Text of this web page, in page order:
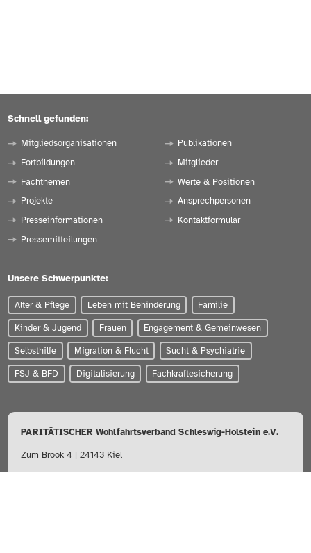
Schnell gefunden:
Mitgliedsorganisationen
Fortbildungen
Fachthemen
Projekte
Presseinformationen
Pressemitteilungen
Publikationen
Mitglieder
Werte & Positionen
Ansprechpersonen
Kontaktformular
Unsere Schwerpunkte:
Alter & Pflege Leben mit Behinderung Familie
Kinder & Jugend Frauen Engagement & Gemeinwesen
Selbsthilfe Migration & Flucht Sucht & Psychiatrie
FSJ & BFD Digitalisierung Fachkräftesicherung
PARITÄTISCHER Wohlfahrtsverband Schleswig-Holstein e.V.
Zum Brook 4 | 24143 Kiel